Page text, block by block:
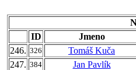
ID
Jmeno
246. 326
Tomáš Kuča
247. 384
Jan Pavlík